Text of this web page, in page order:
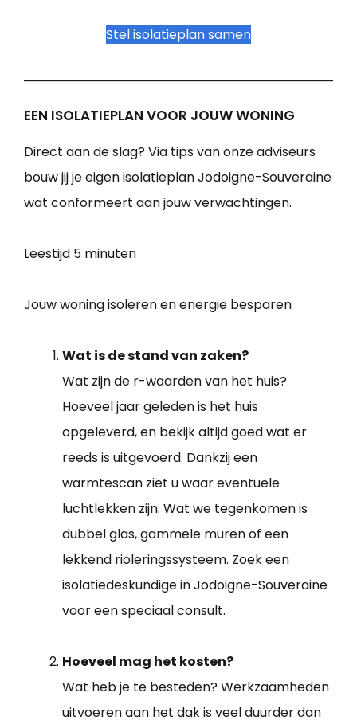
Stel isolatieplan samen
EEN ISOLATIEPLAN VOOR JOUW WONING
Direct aan de slag? Via tips van onze adviseurs
bouw jij je eigen isolatieplan Jodoigne-Souveraine
wat conformeert aan jouw verwachtingen.
Leestijd 5 minuten
Jouw woning isoleren en energie besparen
Wat is de stand van zaken?
Wat zijn de r-waarden van het huis?
Hoeveel jaar geleden is het huis
opgeleverd, en bekijk altijd goed wat er
reeds is uitgevoerd. Dankzij een
warmtescan ziet u waar eventuele
luchtlekken zijn. Wat we tegenkomen is
dubbel glas, gammele muren of een
lekkend rioleringssysteem. Zoek een
isolatiedeskundige in Jodoigne-Souveraine
voor een speciaal consult.
Hoeveel mag het kosten?
Wat heb je te besteden? Werkzaamheden
uitvoeren aan het dak is veel duurder dan